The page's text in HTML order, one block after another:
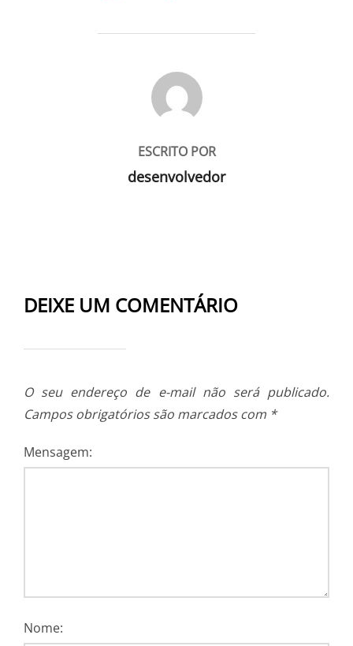
AUTOR DO POST
ESCRITO POR
desenvolvedor
DEIXE UM COMENTÁRIO
O seu endereço de e-mail não será publicado.
Campos obrigatórios são marcados com *
Mensagem:
Nome: